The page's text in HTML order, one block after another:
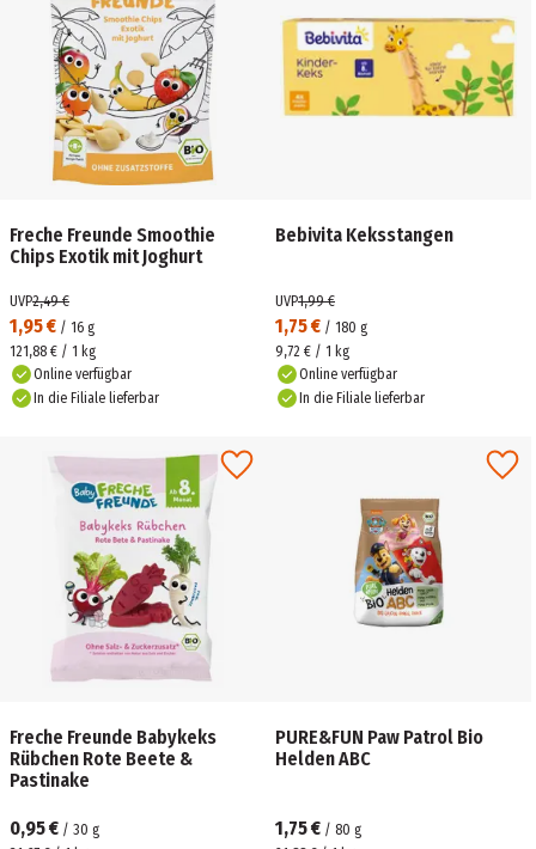
Freche Freunde Smoothie
Chips Exotik mit Joghurt
1,95 € / 16 g
UVP2,49 €
121,88 € / 1 kg
Online verfügbar
In die Filiale lieferbar
Bebivita Keksstangen
1,75 € / 180 g
UVP1,99 €
9,72 € / 1 kg
Online verfügbar
In die Filiale lieferbar
Freche Freunde Babykeks
Rübchen Rote Beete &
Pastinake
0,95 € / 30 g
PURE&FUN Paw Patrol Bio
Helden ABC
1,75 € / 80 g